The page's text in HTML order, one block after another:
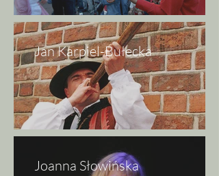
Jan Karpiel-Bułecka
Joanna Słowińska